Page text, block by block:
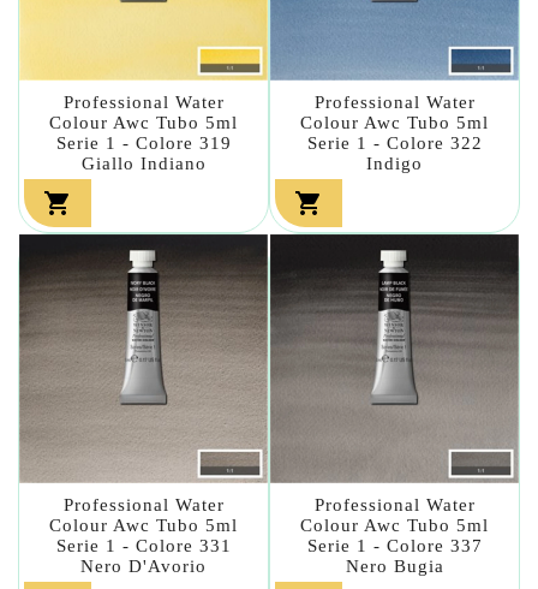
Professional Water
Colour Awc Tubo 5ml
Serie 1 - Colore 319
Giallo Indiano

Professional Water
Colour Awc Tubo 5ml
Serie 1 - Colore 322
Indigo

Professional Water
Colour Awc Tubo 5ml
Serie 1 - Colore 331
Nero D'Avorio
Professional Water
Colour Awc Tubo 5ml
Serie 1 - Colore 337
Nero Bugia